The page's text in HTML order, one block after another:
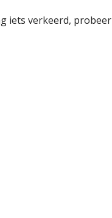
iets verkeerd, probeer